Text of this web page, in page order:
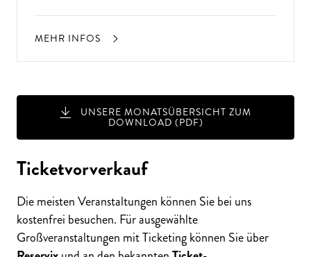
MEHR INFOS
UNSERE MONATSÜBERSICHT ZUM
DOWNLOAD (PDF)
Ticketvorverkauf
Die meisten Veranstaltungen können Sie bei uns
kostenfrei besuchen. Für ausgewählte
Großveranstaltungen mit Ticketing können Sie über